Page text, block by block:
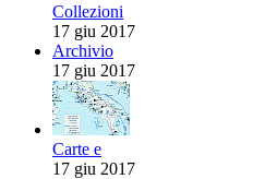
Collezioni
17 giu 2017
Archivio
17 giu 2017
Carte e
17 giu 2017